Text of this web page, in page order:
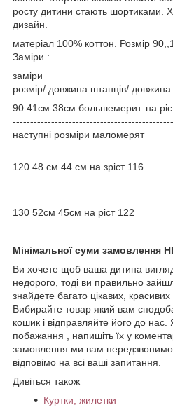
росту дитини стають шортиками.
дизайн.
матеріал 100% коттон. Розмір
Заміри :
заміри
розмір/ довжина штанців/
90 41см 38см большемерит. на
наступні розміри маломерят
120 48 см 44 см на зріст 116
130 52см 45см на ріст 122
Мінімальної суми замовлення
Ви хочете щоб ваша дитина
недорого, тоді ви правильно
знайдете багато цікавих, красивих
Вибирайте товар який вам
кошик і відправляйте його до нас.
побажання , напишіть їх у
замовлення ми вам передзвонимо
відповімо на всі ваші запитання.
Дивіться також
Куртки, жилетки